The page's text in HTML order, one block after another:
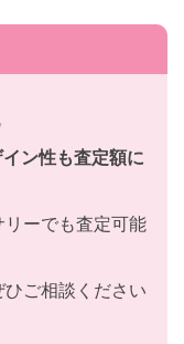
ン性も査定額に
ーでも査定可能
ひご相談ください